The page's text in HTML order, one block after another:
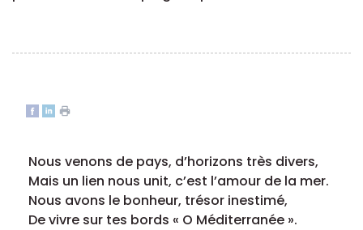
Nous venons de pays, d’horizons très divers,
Mais un lien nous unit, c’est l’amour de la mer.
Nous avons le bonheur, trésor inestimé,
De vivre sur tes bords « O Méditerranée ».